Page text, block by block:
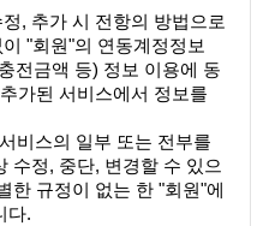
, 추가 시 전항의 방법으로
"회원"의 연동계정정보
충전금액 등) 정보 이용에 동
가된 서비스에서 정보를
비스의 일부 또는 전부를
수정, 중단, 변경할 수 있으
한 규정이 없는 한 "회원"에
다.